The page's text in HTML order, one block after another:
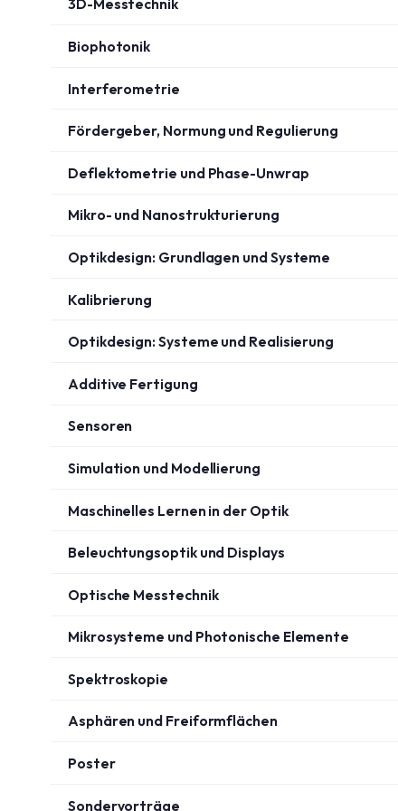
3D-Messtechnik
Biophotonik
Interferometrie
Fördergeber, Normung und Regulierung
Deflektometrie und Phase-Unwrap
Mikro- und Nanostrukturierung
Optikdesign: Grundlagen und Systeme
Kalibrierung
Optikdesign: Systeme und Realisierung
Additive Fertigung
Sensoren
Simulation und Modellierung
Maschinelles Lernen in der Optik
Beleuchtungsoptik und Displays
Optische Messtechnik
Mikrosysteme und Photonische Elemente
Spektroskopie
Asphären und Freiformflächen
Poster
Sondervorträge